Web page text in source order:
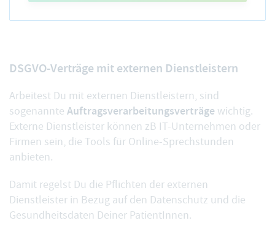
DSGVO-Verträge mit externen Dienstleistern
Arbeitest Du mit externen Dienstleistern, sind
sogenannte Auftragsverarbeitungsverträge wichtig.
Externe Dienstleister können zB IT-Unternehmen oder
Firmen sein, die Tools für Online-Sprechstunden
anbieten.
Damit regelst Du die Pflichten der externen
Dienstleister in Bezug auf den Datenschutz und die
Gesundheitsdaten Deiner PatientInnen.